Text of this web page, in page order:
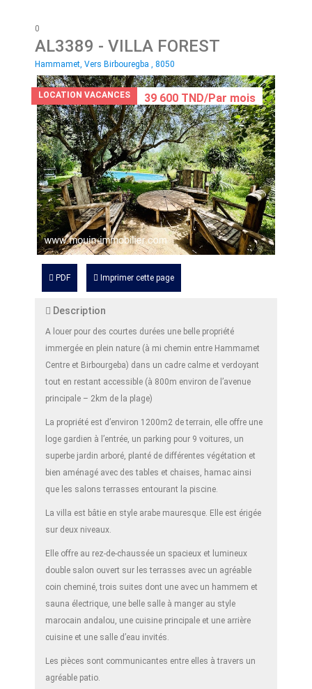
0
AL3389 - VILLA FOREST
Hammamet, Vers Birbouregba , 8050
LOCATION VACANCES 39 600 TND/Par mois
PDF Imprimer cette page
Description
A louer pour des courtes durées une belle propriété
immergée en plein nature (à mi chemin entre Hammamet
Centre et Birbourgeba) dans un cadre calme et verdoyant
tout en restant accessible (à 800m environ de l’avenue
principale – 2km de la plage)
La propriété est d’environ 1200m2 de terrain, elle offre une
loge gardien à l’entrée, un parking pour 9 voitures, un
superbe jardin arboré, planté de différentes végétation et
bien aménagé avec des tables et chaises, hamac ainsi
que les salons terrasses entourant la piscine.
La villa est bâtie en style arabe mauresque. Elle est érigée
sur deux niveaux.
Elle offre au rez-de-chaussée un spacieux et lumineux
double salon ouvert sur les terrasses avec un agréable
coin cheminé, trois suites dont une avec un hammem et
sauna électrique, une belle salle à manger au style
marocain andalou, une cuisine principale et une arrière
cuisine et une salle d’eau invités.
Les pièces sont communicantes entre elles à travers un
agréable patio.